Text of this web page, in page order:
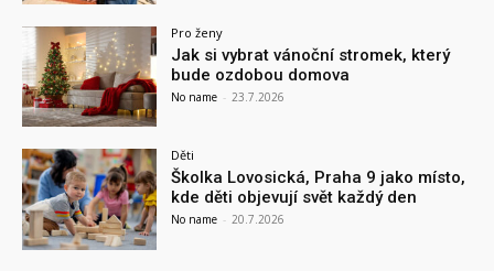
Pro ženy
Jak si vybrat vánoční stromek, který
bude ozdobou domova
No name - 23.7.2026
Děti
Školka Lovosická, Praha 9 jako místo,
kde děti objevují svět každý den
No name - 20.7.2026